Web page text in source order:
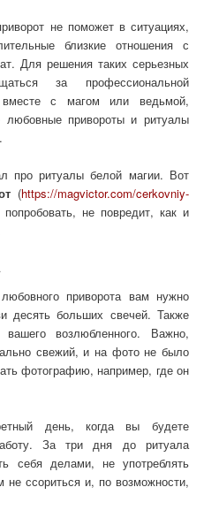
не поможет в ситуациях,
близкие отношения с
Для решения таких серьезных
за профессиональной
с магом или ведьмой,
любовные привороты и ритуалы
про ритуалы белой магии. Вот
(https://magvictor.com/cerkovniy-
не повредит, как и
приворота вам нужно
десять больших свечей. Также
вашего возлюбленного. Важно,
свежий, и на фото не было
фотографию, например, где он
день, когда вы будете
За три дня до ритуала
себя делами, не употреблять
не ссориться и, по возможности,